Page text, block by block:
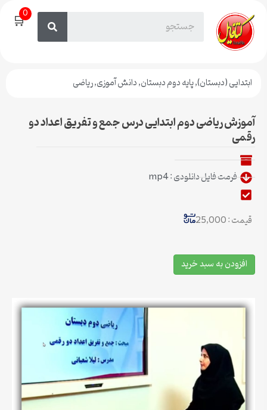
🛒0
ابتدایی (دبستان),پایه دوم دبستان,دانش آموزی,ریاضی
آموزش ریاضی دوم ابتدایی درس جمع و تفریق اعداد دو
رقمی
فرمت فایل دانلودی : mp4
قیمت : 25,000
افزودن به سبد خرید